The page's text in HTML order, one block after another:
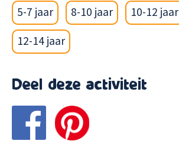
5-7 jaar 8-10 jaar 10-12 jaar
12-14 jaar
Deel deze activiteit